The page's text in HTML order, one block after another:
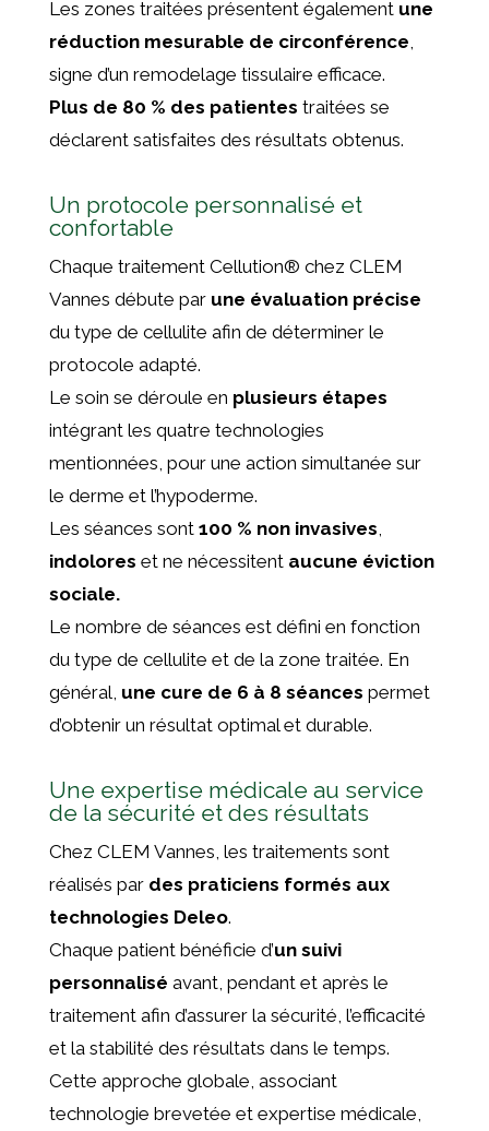
Les zones traitées présentent également une
réduction mesurable de circonférence
signe d’un remodelage tissulaire efficace.
Plus de 80 % des patientes traitées se
déclarent satisfaites des résultats obtenus.
Un protocole personnalisé et
confortable
Chaque traitement Cellution® chez CLEM
Vannes débute par une évaluation précise
du type de cellulite afin de déterminer le
protocole adapté.
Le soin se déroule en plusieurs étapes
intégrant les quatre technologies
mentionnées, pour une action simultanée sur
le derme et l’hypoderme.
Les séances sont 100 % non invasives
indolores et ne nécessitent aucune éviction
sociale.
Le nombre de séances est défini en fonction
du type de cellulite et de la zone traitée. En
général, une cure de 6 à 8 séances permet
d’obtenir un résultat optimal et durable.
Une expertise médicale au service
de la sécurité et des résultats
Chez CLEM Vannes, les traitements sont
réalisés par des praticiens formés aux
technologies Deleo.
Chaque patient bénéficie d’un suivi
personnalisé avant, pendant et après le
traitement afin d’assurer la sécurité, l’efficacité
et la stabilité des résultats dans le temps.
Cette approche globale, associant
technologie brevetée et expertise médicale,